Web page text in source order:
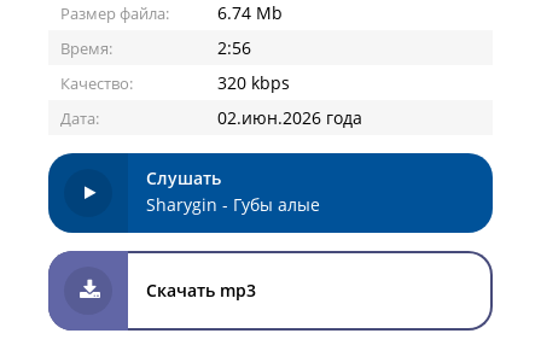
Размер файла: 6.74 Mb
Время: 2:56
Качество: 320 kbps
Дата: 02.июн.2026 года
Слушать
Sharygin - Губы алые
Скачать mp3